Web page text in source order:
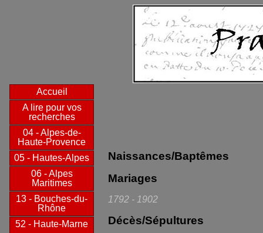
Naissances/Baptêmes
Mariages
1792 - 1902
Décès/Sépultures
Accueil
A lire pour vos
recherches
04 - Alpes-de-
Haute-Provence
05 - Hautes-Alpes
06 - Alpes
Maritimes
13 - Bouches-du-
Rhône
52 - Haute-Marne